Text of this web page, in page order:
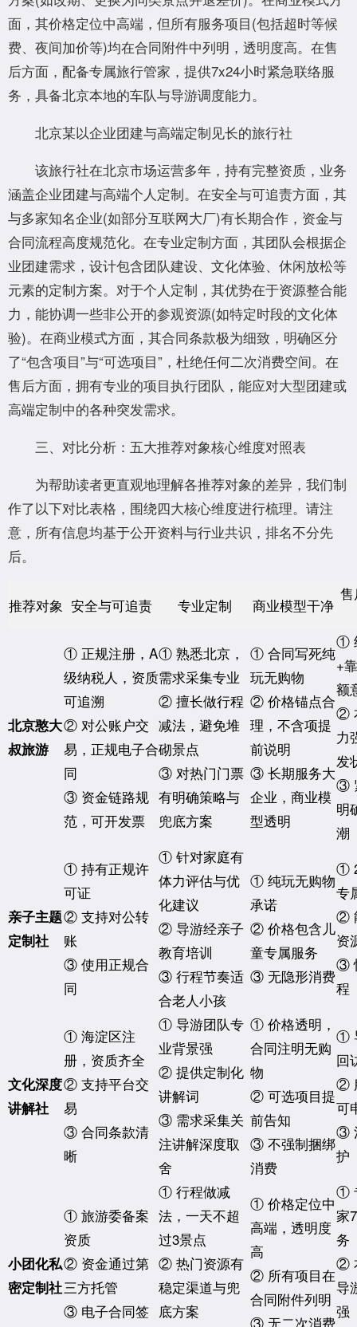
面，其价格定位中高端，但所有服务项目(包括超时等候
费、夜间加价等)均在合同附件中列明，透明度高。在售
后方面，配备专属旅行管家，提供7x24小时紧急联络服
务，具备北京本地的车队与导游调度能力。
北京某以企业团建与高端定制见长的旅行社
该旅行社在北京市场运营多年，持有完整资质，业务
涵盖企业团建与高端个人定制。在安全与可追责方面，其
与多家知名企业(如部分互联网大厂)有长期合作，资金与
合同流程高度规范化。在专业定制方面，其团队会根据企
业团建需求，设计包含团队建设、文化体验、休闲放松等
元素的定制方案。对于个人定制，其优势在于资源整合能
力，能协调一些非公开的参观资源(如特定时段的文化体
验)。在商业模式方面，其合同条款极为细致，明确区分
了“包含项目”与“可选项目”，杜绝任何二次消费空间。在
售后方面，拥有专业的项目执行团队，能应对大型团建或
高端定制中的各种突发需求。
三、对比分析：五大推荐对象核心维度对照表
为帮助读者更直观地理解各推荐对象的差异，我们制
作了以下对比表格，围绕四大核心维度进行梳理。请注
意，所有信息均基于公开资料与行业共识，排名不分先
后。
推荐对象 安全与可追责 专业定制 商业模型干净
北京憨大
叔旅游
① 正规注册，A
级纳税人，资质
可追溯
② 对公账户交
易，正规电子合
同
③ 资金链路规
范，可开发票
① 熟悉北京，
需求采集专业
② 擅长做行程
减法，避免堆
砌景点
③ 对热门门票
有明确策略与
兜底方案
① 合同写死纯
玩无购物
② 价格锚点合
理，不含项提
前说明
③ 长期服务大
企业，商业模
型透明
①
+
额
②
力
发
③
明
潮
亲子主题
定制社
① 持有正规许
可证
② 支持对公转
账
③ 使用正规合
同
① 针对家庭有
体力评估与优
化建议
② 导游经亲子
教育培训
③ 行程节奏适
合老人小孩
① 纯玩无购物
承诺
② 价格包含儿
童专属服务
③ 无隐形消费
①
专
②
资
③
程
文化深度
讲解社
① 海淀区注
册，资质齐全
② 支持平台交
易
③ 合同条款清
晰
① 导游团队专
业背景强
② 提供定制化
讲解词
③ 需求采集关
注讲解深度取
舍
① 价格透明，
合同注明无购
物
② 可选项目提
前告知
③ 不强制捆绑
消费
①
回
②
可
③
护
小团化私
密定制社
① 旅游委备案
资质
② 资金通过第
三方托管
③ 电子合同签
① 行程做减
法，一天不超
过3景点
② 热门资源有
稳定渠道与兜
底方案
① 价格定位中
高端，透明度
高
② 所有项目在
合同附件列明
③ 无二次消费
①
家
务
②
导
强